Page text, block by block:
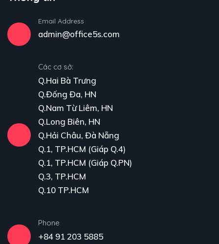
Email Address
admin@office5s.com
Các cơ sở:
Q.Hai Bà Trưng
Q.Đống Đa, HN
Q.Nam Từ Liêm, HN
Q.Long Biên, HN
Q.Hải Châu, Đà Nẵng
Q.1, TP.HCM (Giáp Q.4)
Q.1, TP.HCM (Giáp Q.PN)
Q.3, TP.HCM
Q.10 TP.HCM
Phone
+84 91 203 5885